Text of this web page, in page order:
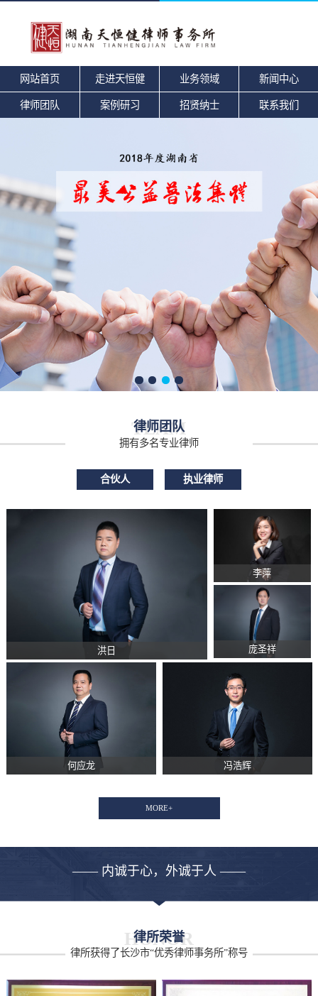
网站首页 走进天恒健 业务领域 新闻中心
律师团队 案例研习 招贤纳士 联系我们
TEAM
律师团队
拥有多名专业律师
合伙人 执业律师
洪日
李萍
庞圣祥
何应龙 冯浩辉
MORE+
—— 内诚于心，外诚于人 ——
HONOR
律所荣誉
律所获得了长沙市“优秀律师事务所”称号